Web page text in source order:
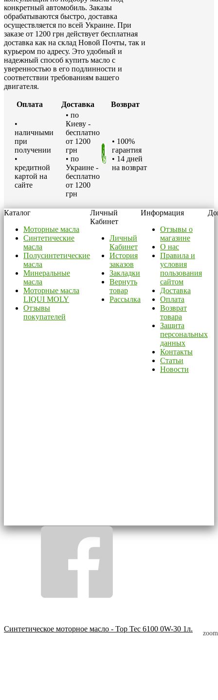
zoom
конкретный автомобиль. Заказы
обрабатываются быстро, доставка
осуществляется по всей Украине. При
заказе от 1200 грн действует бесплатная
доставка как на склад Новой Почты, так и
курьером по адресу. Это удобный и
надежный способ купить масло с
уверенностью в его подлинности и
соответствии требованиям вашего
двигателя.
Оплата Доставка Возврат
•
наличными
при
получении
•
кредитной
картой на
сайте
• по
Киеву -
бесплатно
от 1200
грн
• по
Украине -
бесплатно
от 1200
грн
• 100%
гарантия
• 14 дней
на возврат
Каталог
Моторные масла
Синтетические
масла
Полусинтетические
масла
Минеральные
масла
Моторные масла
LIQUI MOLY
Отзывы
покупателей
Личный
Кабинет
Личный
Кабинет
История
заказов
Закладки
Вернуть
товар
Рассылка
Информация
Отзывы о
магазине
О нас
Правила и
условия
пользования
сайтом
Доставка
Оплата
Возврат
товара
Защита
персональных
данных
Контакты
Статьи
Новости
Синтетическое моторное масло - Top Tec 6100 0W-30 1л.